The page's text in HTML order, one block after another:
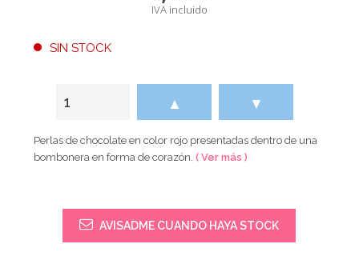
IVA incluido
SIN STOCK
▲ ▼
Perlas de chocolate en color rojo presentadas dentro de una
bombonera en forma de corazón.( Ver más )
AVISADME CUANDO HAYA STOCK